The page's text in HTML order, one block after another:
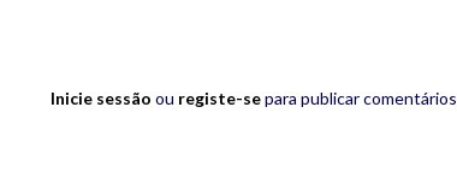
Inicie sessão ou registe-separa publicar comentários